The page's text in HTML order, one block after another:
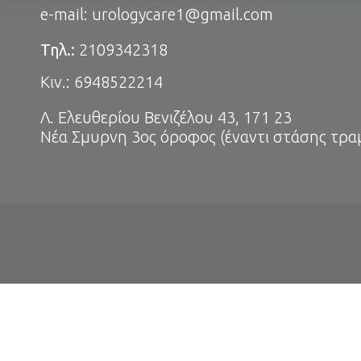
e-mail: urologycare1@gmail.com
Τηλ.: 2109342318
Κιν.: 6948522214
Λ. Ελευθερίου Βενιζέλου 43, 171 23
Νέα Σμυρνη 3ος όροφος (έναντι στάσης